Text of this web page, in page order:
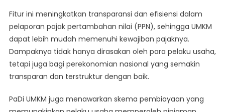
Fitur ini meningkatkan transparansi dan efisiensi dalam
pelaporan pajak pertambahan nilai (PPN), sehingga UMKM
dapat lebih mudah memenuhi kewajiban pajaknya.
Dampaknya tidak hanya dirasakan oleh para pelaku usaha,
tetapi juga bagi perekonomian nasional yang semakin
transparan dan terstruktur dengan baik.
PaDi UMKM juga menawarkan skema pembiayaan yang